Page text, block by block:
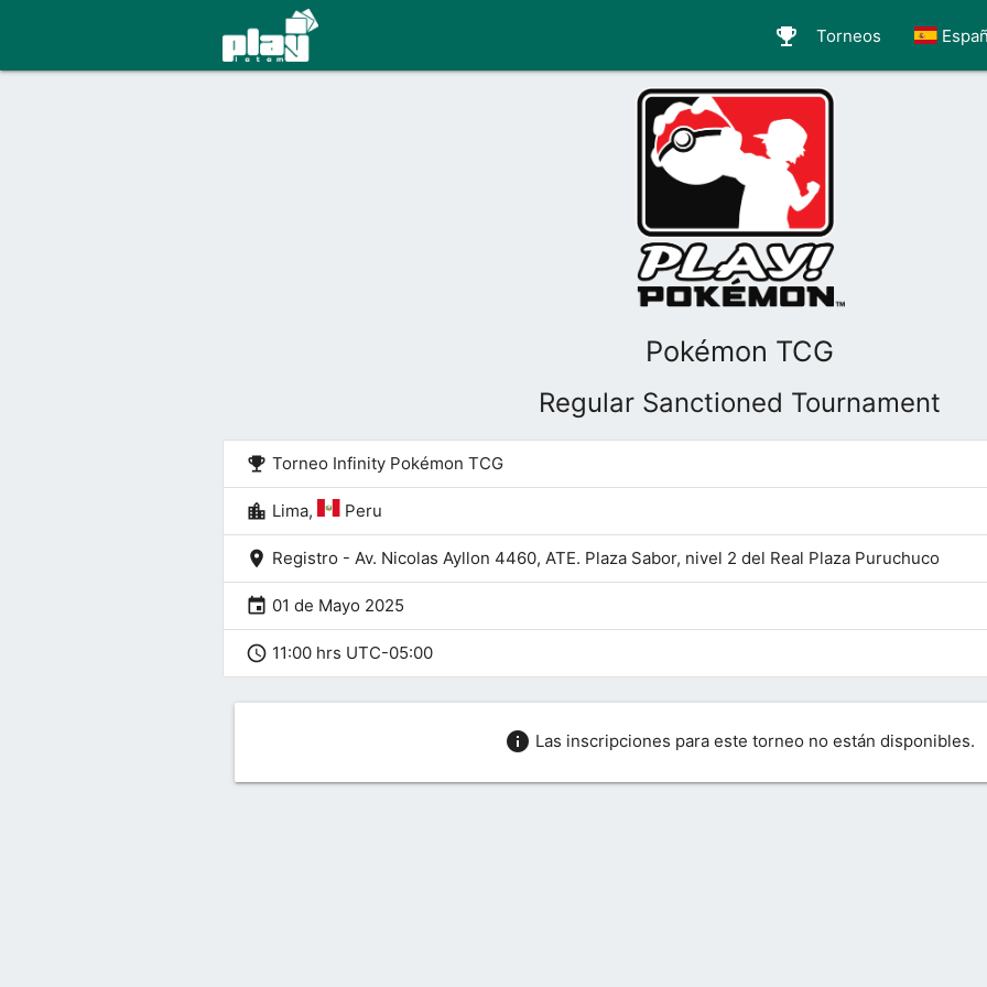
emoji_events Torneos
Pokémon TCG
Regular Sanctioned Tournament
emoji_events Torneo Infinity Pokémon TCG
location_city Lima, Peru
location_on Registro - Av. Nicolas Ayllon 4460, ATE. Plaza Sabor, nivel 2 del Real Plaza Puruchuco
event 01 de Mayo 2025
schedule 11:00 hrs UTC-05:00
info Las inscripciones para este torneo no están disponibles.